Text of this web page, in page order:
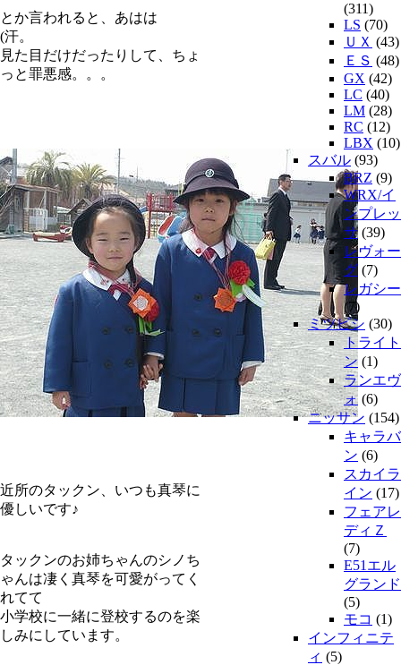
とか言われると、あはは
(汗。
見た目だけだったりして、ちょ
っと罪悪感。。。
近所のタックン、いつも真琴に
優しいです♪
タックンのお姉ちゃんのシノち
ゃんは凄く真琴を可愛がってく
れてて
小学校に一緒に登校するのを楽
しみにしています。
(311)
LS (70)
ＵＸ (43)
ＥＳ (48)
GX (42)
LC (40)
LM (28)
RC (12)
LBX (10)
スバル (93)
BRZ (9)
WRX/イ
ンプレッ
サ (39)
レヴォー
グ (7)
レガシー
(7)
ミツビシ (30)
トライト
ン (1)
ランエヴ
ォ (6)
ニッサン (154)
キャラバ
ン (6)
スカイラ
イン (17)
フェアレ
ディＺ
(7)
E51エル
グランド
(5)
モコ (1)
インフィニテ
ィ (5)